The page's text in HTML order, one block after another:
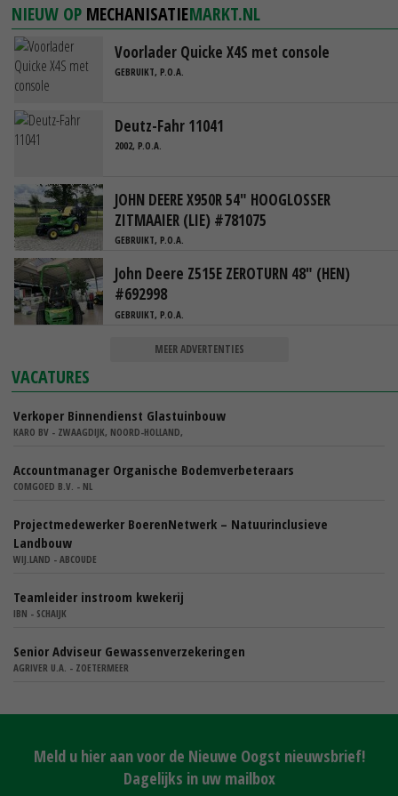
NIEUW OP MECHANISATIEMARKT.NL
Voorlader Quicke X4S met console
GEBRUIKT, P.O.A.
Deutz-Fahr 11041
2002, P.O.A.
JOHN DEERE X950R 54" HOOGLOSSER
ZITMAAIER (LIE) #781075
GEBRUIKT, P.O.A.
John Deere Z515E ZEROTURN 48" (HEN)
#692998
GEBRUIKT, P.O.A.
MEER ADVERTENTIES
VACATURES
Verkoper Binnendienst Glastuinbouw
KARO BV - ZWAAGDIJK, NOORD-HOLLAND,
Accountmanager Organische Bodemverbeteraars
COMGOED B.V. - NL
Projectmedewerker BoerenNetwerk – Natuurinclusieve
Landbouw
WIJ.LAND - ABCOUDE
Teamleider instroom kwekerij
IBN - SCHAIJK
Senior Adviseur Gewassenverzekeringen
AGRIVER U.A. - ZOETERMEER
Meld u hier aan voor de Nieuwe Oogst nieuwsbrief!
Dagelijks in uw mailbox